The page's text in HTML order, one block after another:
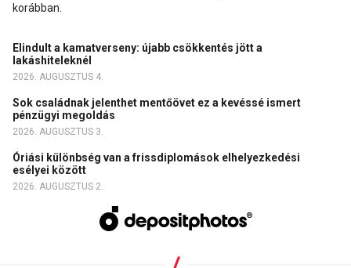
korábban.
Elindult a kamatverseny: újabb csökkentés jött a
lakáshiteleknél
2026. AUGUSZTUS 4.
Sok családnak jelenthet mentőövet ez a kevéssé ismert
pénzügyi megoldás
2026. AUGUSZTUS 3.
Óriási különbség van a frissdiplomások elhelyezkedési
esélyei között
2026. AUGUSZTUS 2.